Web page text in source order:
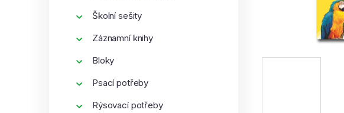
Školní sešity
Záznamní knihy
Bloky
Psací potřeby
Rýsovací potřeby